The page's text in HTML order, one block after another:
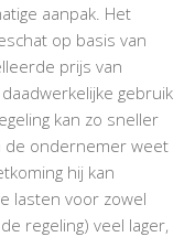
aanpak. Het
op basis van
prijs van
gebruik
kan zo sneller
de ondernemer weet
hij kan
lasten voor zowel
regeling) veel lager,